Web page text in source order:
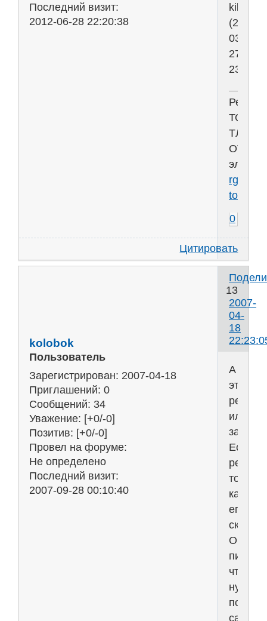
Последний визит:
2012-06-28 22:20:38
kikot
(2007-
03-
27
ТОЭ
ТЛЭЦ
ОТЦ
rgr-
toe.ru
0
Цитировать
13
2007-
04-
18
kolobok
Пользователь
Зарегистрирован: 2007-04-18
Приглашений: 0
Сообщений: 34
Уважение: [+0/-0]
Позитив: [+0/-0]
Провел на форуме:
Не определено
Последний визит:
2007-09-28 00:10:40
А
это
или
Если
то
как
его
Он
пишет,
что
нужно
сайт